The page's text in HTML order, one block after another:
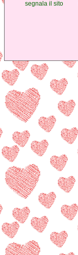
segnala il sito